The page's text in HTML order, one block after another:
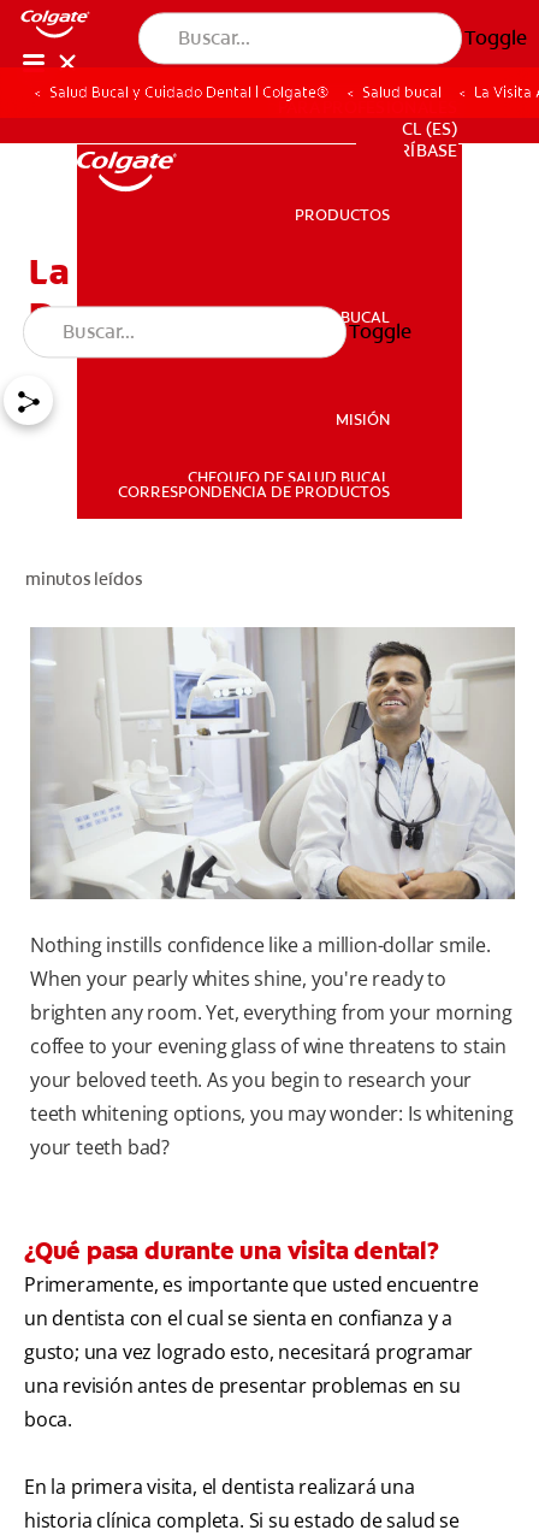
Toggle
SALUD BUCAL
PARA PROFESIONALES
CL (ES)
SUSCRÍBASE
PARA PROFESIONALES
CL (ES)
SUSCRÍBASE
PRODUCTOS
SALUD BUCAL
MISIÓN
CHEQUEO DE SALUD BUCAL
CORRESPONDENCIA DE PRODUCTOS
Toggle
Salud Bucal y Cuidado Dental | Colgate® Salud bucal La Visita
La Visita Al Consultorio
Dental Y Qué Esperar
minutos leídos
Nothing instills confidence like a million-dollar smile.
When your pearly whites shine, you're ready to
brighten any room. Yet, everything from your morning
coffee to your evening glass of wine threatens to stain
your beloved teeth. As you begin to research your
teeth whitening options, you may wonder: Is whitening
your teeth bad?
¿Qué pasa durante una visita dental?
Primeramente, es importante que usted encuentre
un dentista con el cual se sienta en confianza y a
gusto; una vez logrado esto, necesitará programar
una revisión antes de presentar problemas en su
boca.
En la primera visita, el dentista realizará una
historia clínica completa. Si su estado de salud se